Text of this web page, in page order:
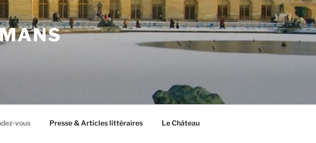
vous Presse & Articles littéraires Le Château